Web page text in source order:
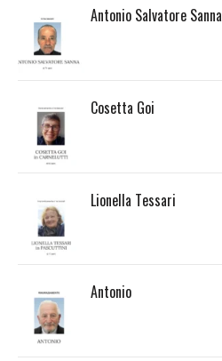
Antonio Salvatore Sanna
Cosetta Goi
Lionella Tessari
Antonio